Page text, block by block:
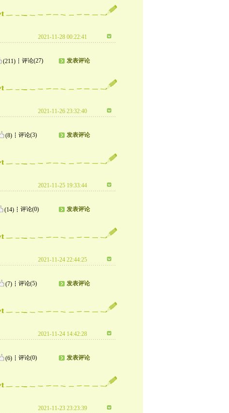
2021-11-28 00:22:41
(211) 评论(27) 发表评论
2021-11-26 23:32:40
(8) 评论(3) 发表评论
2021-11-25 19:33:44
(14) 评论(0) 发表评论
2021-11-24 22:44:25
(7) 评论(5) 发表评论
2021-11-24 14:42:28
(6) 评论(0) 发表评论
2021-11-23 23:23:39